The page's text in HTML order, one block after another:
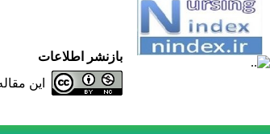
بازنشر اطلاعات
این